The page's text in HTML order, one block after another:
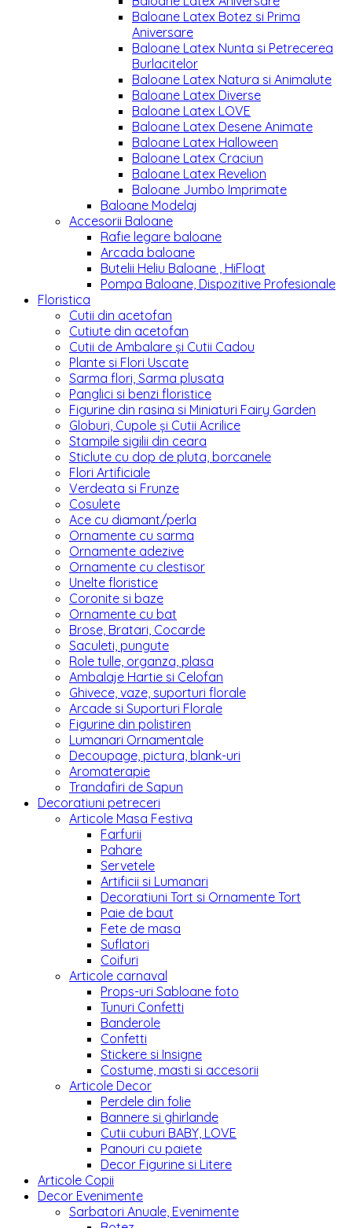
Baloane Latex Botez si Prima
Aniversare
Baloane Latex Nunta si Petrecerea
Burlacitelor
Baloane Latex Natura si Animalute
Baloane Latex Diverse
Baloane Latex LOVE
Baloane Latex Desene Animate
Baloane Latex Halloween
Baloane Latex Craciun
Baloane Latex Revelion
Baloane Jumbo Imprimate
Baloane Modelaj
Accesorii Baloane
Rafie legare baloane
Arcada baloane
Butelii Heliu Baloane , HiFloat
Pompa Baloane, Dispozitive Profesionale
Floristica
Cutii din acetofan
Cutiute din acetofan
Cutii de Ambalare și Cutii Cadou
Plante si Flori Uscate
Sarma flori, Sarma plusata
Panglici si benzi floristice
Figurine din rasina si Miniaturi Fairy Garden
Globuri, Cupole și Cutii Acrilice
Stampile sigilii din ceara
Sticlute cu dop de pluta, borcanele
Flori Artificiale
Verdeata si Frunze
Cosulete
Ace cu diamant/perla
Ornamente cu sarma
Ornamente adezive
Ornamente cu clestisor
Unelte floristice
Coronite si baze
Ornamente cu bat
Brose, Bratari, Cocarde
Saculeti, pungute
Role tulle, organza, plasa
Ambalaje Hartie si Celofan
Ghivece, vaze, suporturi florale
Arcade si Suporturi Florale
Figurine din polistiren
Lumanari Ornamentale
Decoupage, pictura, blank-uri
Aromaterapie
Trandafiri de Sapun
Decoratiuni petreceri
Articole Masa Festiva
Farfurii
Pahare
Servetele
Artificii si Lumanari
Decoratiuni Tort si Ornamente Tort
Paie de baut
Fete de masa
Suflatori
Coifuri
Articole carnaval
Props-uri Sabloane foto
Tunuri Confetti
Banderole
Confetti
Stickere si Insigne
Costume, masti si accesorii
Articole Decor
Perdele din folie
Bannere si ghirlande
Cutii cuburi BABY, LOVE
Panouri cu paiete
Decor Figurine si Litere
Articole Copii
Decor Evenimente
Sarbatori Anuale, Evenimente